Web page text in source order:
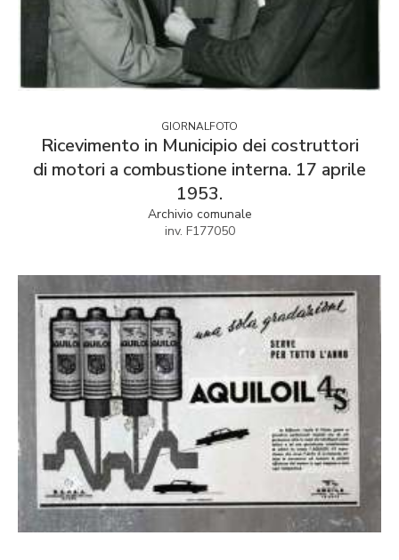
GIORNALFOTO
Ricevimento in Municipio dei costruttori
di motori a combustione interna. 17 aprile
1953.
Archivio comunale
inv. F177050